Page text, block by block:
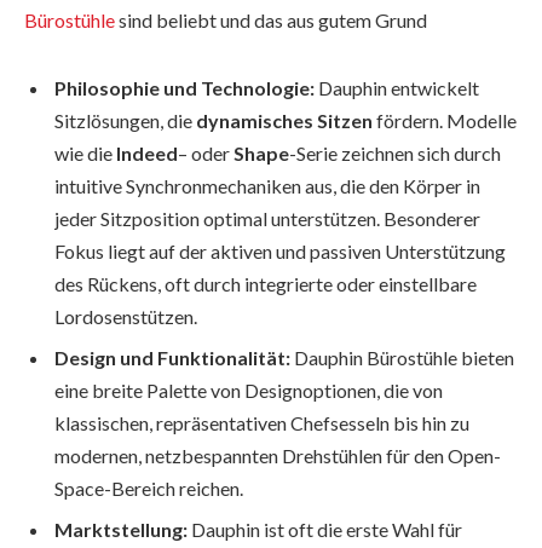
Bürostühlesind beliebt und das aus gutem Grund
Philosophie und Technologie: Dauphin entwickelt
Sitzlösungen, die dynamisches Sitzen fördern. Modelle
wie die Indeed– oderShape-Serie zeichnen sich durch
intuitive Synchronmechaniken aus, die den Körper in
jeder Sitzposition optimal unterstützen. Besonderer
Fokus liegt auf der aktiven und passiven Unterstützung
des Rückens, oft durch integrierte oder einstellbare
Lordosenstützen.
Design und Funktionalität: Dauphin Bürostühle bieten
eine breite Palette von Designoptionen, die von
klassischen, repräsentativen Chefsesseln bis hin zu
modernen, netzbespannten Drehstühlen für den Open-
Space-Bereich reichen.
Marktstellung: Dauphin ist oft die erste Wahl für